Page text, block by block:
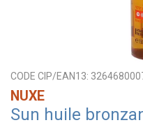
CODE CIP/EAN13:
NUXE
Sun huile